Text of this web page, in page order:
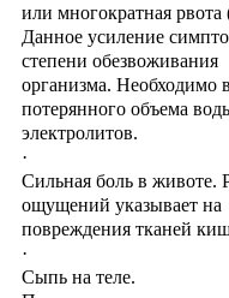
или многократная рвота
Данное усиление
степени обезвоживания
организма. Необходимо
потерянного объема
электролитов.
·
Сильная боль в животе.
ощущений указывает на
повреждения тканей
·
Сыпь на теле.